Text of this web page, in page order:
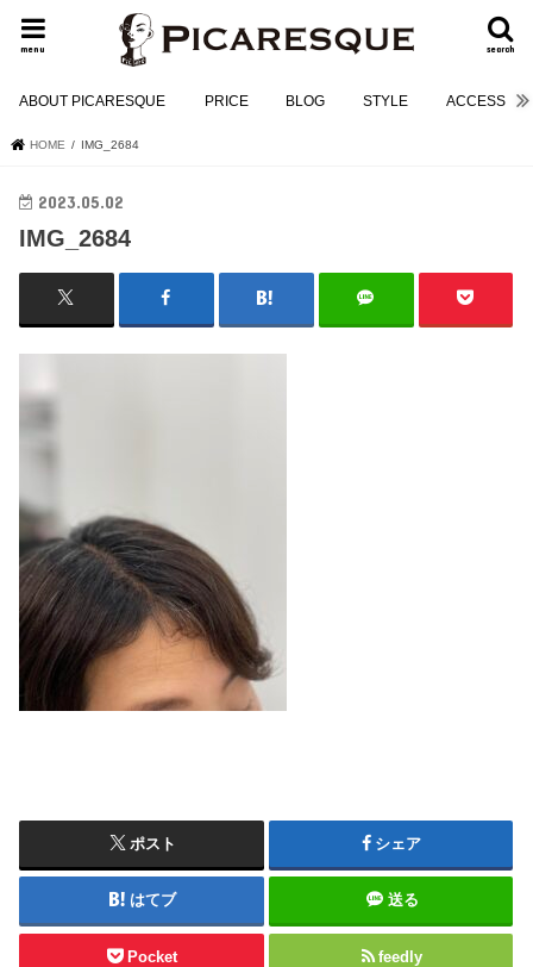
search
menu
ABOUT PICARESQUE PRICE BLOG STYLE ACCESS
HOME IMG_2684
2023.05.02
IMG_2684
ポスト シェア
はてブ 送る
Pocket feedly